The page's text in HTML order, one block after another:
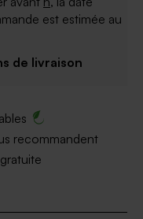
est estimée au
de livraison
recommandent